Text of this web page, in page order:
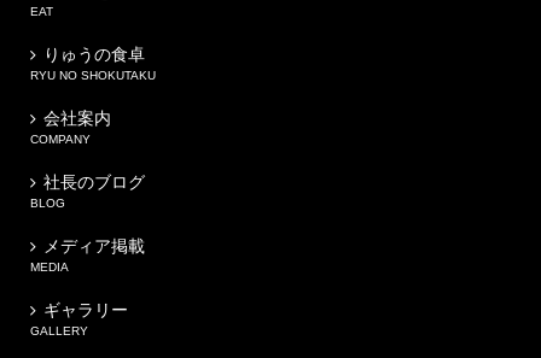
EAT
りゅうの食卓
RYU NO SHOKUTAKU
会社案内
COMPANY
社長のブログ
BLOG
メディア掲載
MEDIA
ギャラリー
GALLERY